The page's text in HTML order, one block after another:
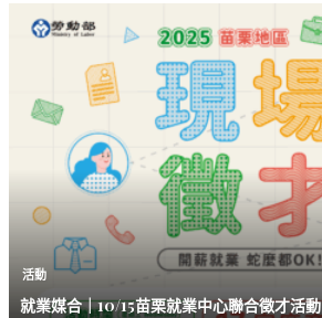
活動
就業媒合｜10/15苗栗就業中心聯合徵才活動